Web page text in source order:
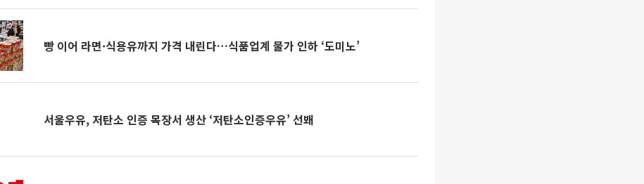
빵 이어 라면·식용유까지 가격 내린다…식품업계 물가 인하 ‘도미노’
서울우유, 저탄소 인증 목장서 생산 ‘저탄소인증우유’ 선봬